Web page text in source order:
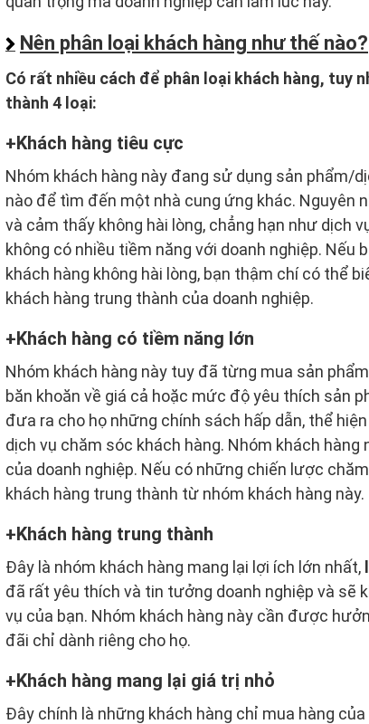
Nên phân loại khách hàng như thế nào?
Có rất nhiều cách để phân loại khách hàng, tuy
thành 4 loại:
Khách hàng tiêu cực
Nhóm khách hàng này đang sử dụng sản phẩm/
nào để tìm đến một nhà cung ứng khác. Nguyên
và cảm thấy không hài lòng, chẳng hạn như dịch
không có nhiều tiềm năng với doanh nghiệp.
khách hàng không hài lòng, bạn thậm chí có thể
khách hàng trung thành của doanh nghiệp.
Khách hàng có tiềm năng lớn
Nhóm khách hàng này tuy đã từng mua sản
băn khoăn về giá cả hoặc mức độ yêu thích sản
đưa ra cho họ những chính sách hấp dẫn, thể
dịch vụ chăm sóc khách hàng. Nhóm khách
của doanh nghiệp. Nếu có những chiến lược
khách hàng trung thành từ nhóm khách hàng này.
Khách hàng trung thành
Đây là nhóm khách hàng mang lại lợi ích lớn nhất,
đã rất yêu thích và tin tưởng doanh nghiệp và sẽ
vụ của bạn. Nhóm khách hàng này cần được
đãi chỉ dành riêng cho họ.
Khách hàng mang lại giá trị nhỏ
Đây chính là những khách hàng chỉ mua hàng